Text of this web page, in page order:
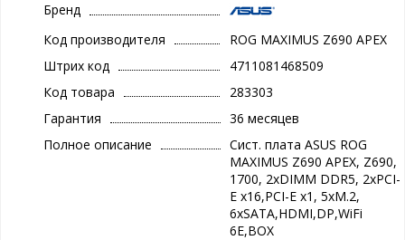
Бренд
Код производителя
ROG MAXIMUS Z690 APEX
Штрих код
4711081468509
Код товара
283303
Гарантия
36 месяцев
Полное описание
Сист. плата ASUS ROG
MAXIMUS Z690 APEX, Z690,
1700, 2xDIMM DDR5, 2xPCI-
E x16,PCI-E x1, 5xM.2,
6xSATA,HDMI,DP,WiFi
6E,BOX